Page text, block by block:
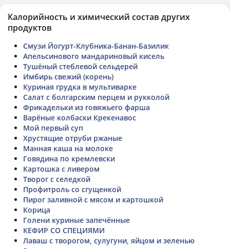
Калорийность и химический состав других
продуктов
Смузи Йогурт-Клубника-Банан-Базилик
Апельсинового мандариновый кисель
Тушёный стеблевой сельдерей
Имбирь свежий (корень)
Куриная грудка в мультиварке
Салат с болгарским перцем и рукколой
Фрикадельки из говяжьего фарша
Варёные колбаски Крекенавос
Мой первый суп
Хрустящие отруби ржаные
Манная каша на молоке
Говядина по кремлевски
Картошка с ливером
Творог с селедкой
Профитроль со сгущенкой
Пирог заливной с мясом и картошкой
Корица
Голени куриные запечённые
КЕФИР СО СПЕЦИЯМИ
Лаваш с творогом, сулугуни, яйцом и зеленью